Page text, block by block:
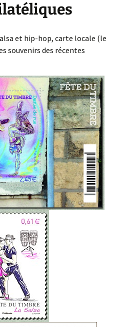
et hip-hop, carte locale (le
souvenirs des récentes